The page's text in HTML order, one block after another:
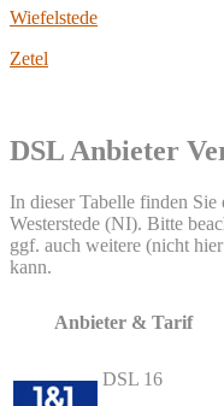
Wiefelstede
Zetel
DSL Anbieter
In dieser Tabelle finden
Westerstede (NI). Bitte
ggf. auch weitere (nicht
kann.
Anbieter & Tarif
DSL 16